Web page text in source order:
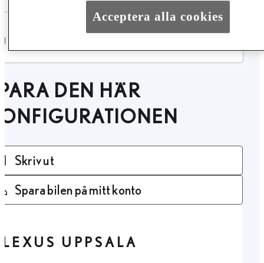
DEN HÄR
Skriv ut
Spara bilen på mitt konto
LEXUS UPPSALA
Acceptera alla cookies